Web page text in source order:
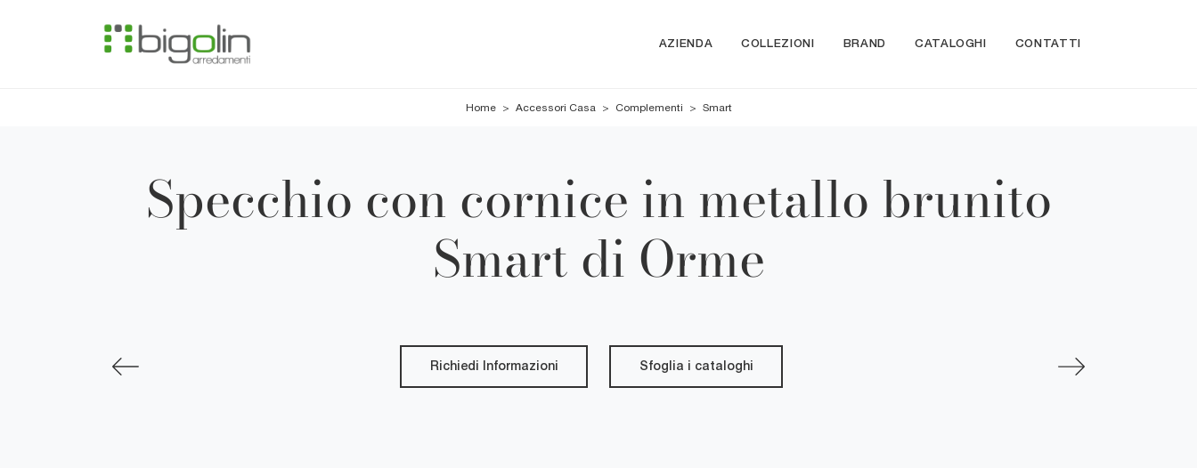
AZIENDA COLLEZIONI BRAND CATALOGHI CONTATTI
Home > Accessori Casa > Complementi > Smart
Specchio con cornice in metallo brunito
Smart di Orme
Richiedi Informazioni Sfoglia i cataloghi